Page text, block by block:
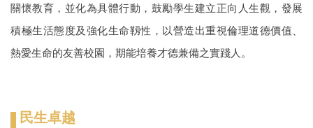
關懷教育，並化為具體行動，鼓勵學生建立正向人生觀，發展
積極生活態度及強化生命靱性，以營造出重視倫理道德價值、
熱愛生命的友善校園，期能培養才德兼備之實踐人。
民生卓越